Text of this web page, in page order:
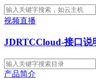
视频直播
JDRTCCloud-接口说
产品简介